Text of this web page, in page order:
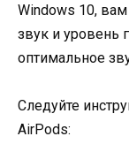
Windows 10,
звук и уровень
оптимальное
Следуйте
AirPods: